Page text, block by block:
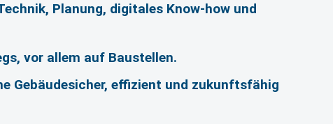
Planung, digitales Know-how und
vor allem auf Baustellen.
Gebäudesicher, effizient und zukunftsfähig